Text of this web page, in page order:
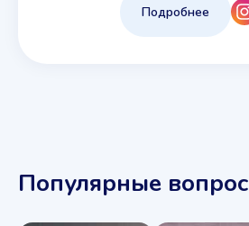
Подробнее
Популярные